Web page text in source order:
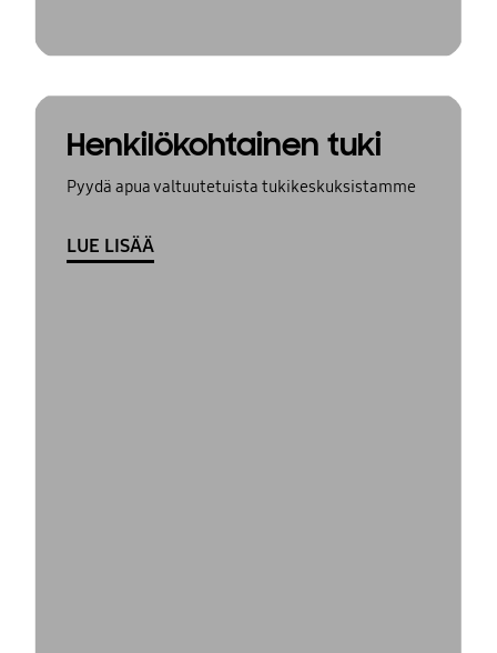
Henkilökohtainen tuki
Pyydä apua valtuutetuista tukikeskuksistamme
LUE LISÄÄ